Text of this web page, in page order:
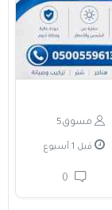
مسوق5
قبل 1 أسبوع